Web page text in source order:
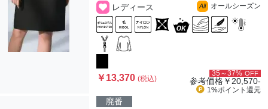
レディース
All オールシーズン
￥13,370(税込)
35～37% OFF
参考価格￥20,570-
1%ポイント 還元
廃番